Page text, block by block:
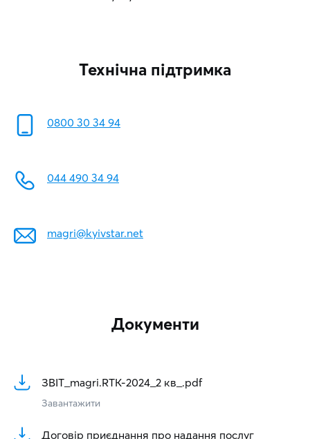
Технічна підтримка
0800 30 34 94
044 490 34 94
magri@kyivstar.net
Документи
ЗВІТ_magri.RTK-2024_2 кв_.pdf
Завантажити
Договір приєднання про надання послуг